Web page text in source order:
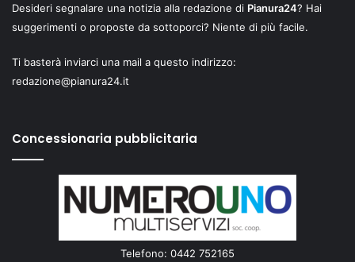
Desideri segnalare una notizia alla redazione di Pianura24? Hai
suggerimenti o proposte da sottoporci? Niente di più facile.
Ti basterà inviarci una mail a questo indirizzo:
redazione@pianura24.it
Concessionaria pubblicitaria
Telefono: 0442 752165